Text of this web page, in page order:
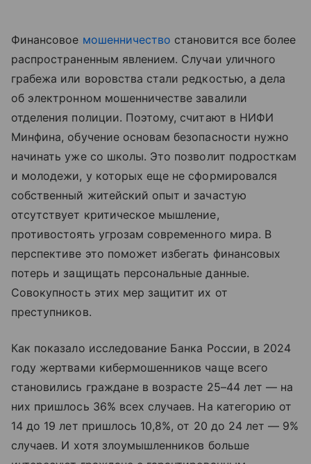
Финансовое мошенничество становится все более
распространенным явлением. Случаи уличного
грабежа или воровства стали редкостью, а дела
об электронном мошенничестве завалили
отделения полиции. Поэтому, считают в НИФИ
Минфина, обучение основам безопасности нужно
начинать уже со школы. Это позволит подросткам
и молодежи, у которых еще не сформировался
собственный житейский опыт и зачастую
отсутствует критическое мышление,
противостоять угрозам современного мира. В
перспективе это поможет избегать финансовых
потерь и защищать персональные данные.
Совокупность этих мер защитит их от
преступников.
Как показало исследование Банка России, в 2024
году жертвами кибермошенников чаще всего
становились граждане в возрасте 25–44 лет — на
них пришлось 36% всех случаев. На категорию от
14 до 19 лет пришлось 10,8%, от 20 до 24 лет — 9%
случаев. И хотя злоумышленников больше